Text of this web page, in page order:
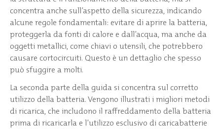
concentra anche sull’aspetto della sicurezza, indicando
alcune regole fondamentali: evitare di aprire la batteria,
proteggerla da fonti di calore e dall’acqua, ma anche da
oggetti metallici, come chiavi o utensili, che potrebbero
causare cortocircuiti. Questo è un dettaglio che spesso
può sfuggire a molti.
La seconda parte della guida si concentra sul corretto
utilizzo della batteria. Vengono illustrati i migliori metodi
di ricarica, che includono il raffreddamento della batteria
prima di ricaricarla e l’utilizzo esclusivo di caricabatterie